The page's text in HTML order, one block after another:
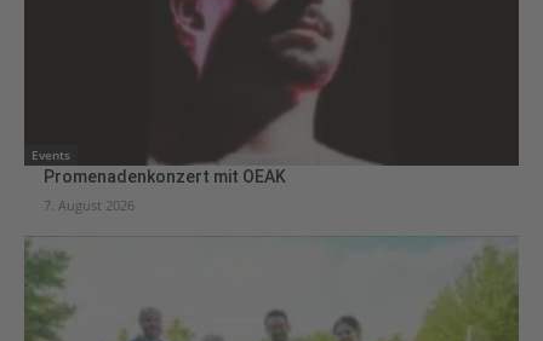
Events
Promenadenkonzert mit OEAK
7. August 2026